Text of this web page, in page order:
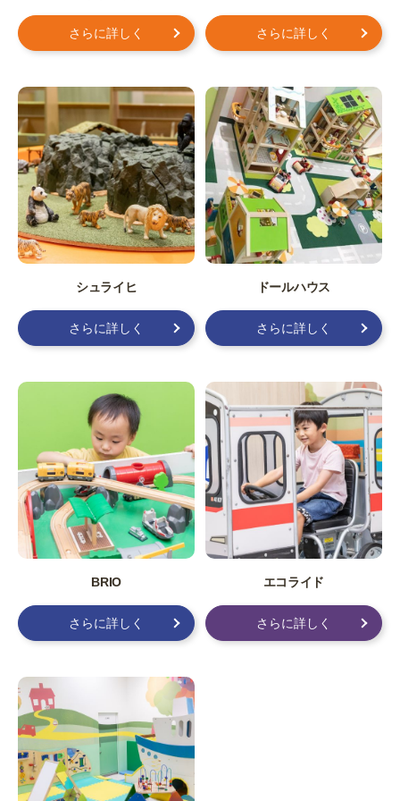
さらに詳しく さらに詳しく
シュライヒ
さらに詳しく
ドールハウス
さらに詳しく
BRIO
さらに詳しく
エコライド
さらに詳しく